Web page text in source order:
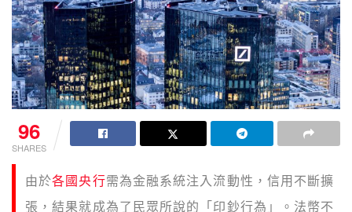
96
SHARES
由於各國央行需為金融系統注入流動性，信用不斷擴
張，結果就成為了民眾所說的「印鈔行為」。法幣不